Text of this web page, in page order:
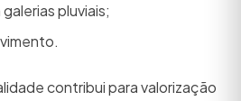
pluviais;
contribui para valorização